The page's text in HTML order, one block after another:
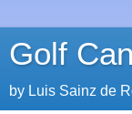
Golf
by Luis Sainz de